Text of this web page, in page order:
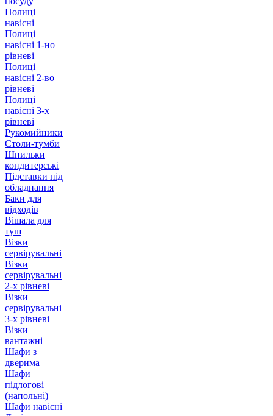
Полиці
навісні
Полиці
навісні 1-но
рівневі
Полиці
навісні 2-во
рівневі
Полиці
навісні 3-х
рівневі
Рукомийники
Столи-тумби
Шпильки
кондитерські
Підставки під
обладнання
Баки для
відходів
Вішала для
туш
Візки
сервірувальні
Візки
сервірувальні
2-х рівневі
Візки
сервірувальні
3-х рівневі
Візки
вантажні
Шафи з
дверима
Шафи
підлогові
(напольні)
Шафи навісні